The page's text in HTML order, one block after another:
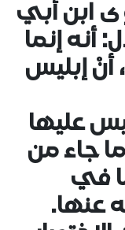
ابن أبي
أنه إنما
أنْ إبليس
عليها
جاء من
في
عنها.